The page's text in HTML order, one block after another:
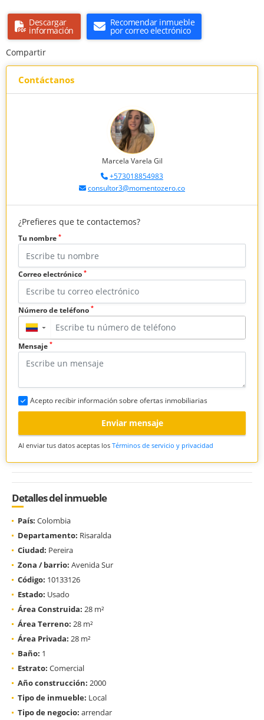
Descargar
información
Recomendar inmueble
por correo electrónico
Compartir
Contáctanos
Marcela Varela Gil
+573018854983
consultor3@momentozero.co
¿Prefieres que te contactemos?
Tu nombre *
Correo electrónico *
Número de teléfono *
▼
Mensaje *
Acepto recibir información sobre ofertas inmobiliarias
Enviar mensaje
Al enviar tus datos aceptas los Términos de servicio y privacidad
Detalles del inmueble
País: Colombia
Departamento: Risaralda
Ciudad: Pereira
Zona / barrio: Avenida Sur
Código: 10133126
Estado: Usado
Área Construida: 28 m²
Área Terreno: 28 m²
Área Privada: 28 m²
Baño: 1
Estrato: Comercial
Año construcción: 2000
Tipo de inmueble: Local
Tipo de negocio: arrendar